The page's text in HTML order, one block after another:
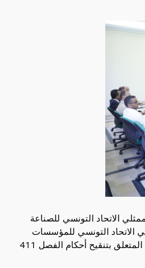
استماع إلى كل من ممثلي الاتحاد التونسي للصناعة
الاتحاد التونسي للمؤسسات
الصغرى والمتوسطة وذلك في إطار مواصلة النظر في مشروع القانون عدد 51/2024 المتعلق بتنقيح أحكام الفصل 411